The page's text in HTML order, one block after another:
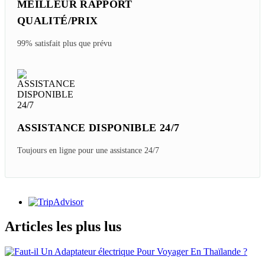
MEILLEUR RAPPORT
QUALITÉ/PRIX
99% satisfait plus que prévu
ASSISTANCE DISPONIBLE 24/7
Toujours en ligne pour une assistance 24/7
Articles les plus lus